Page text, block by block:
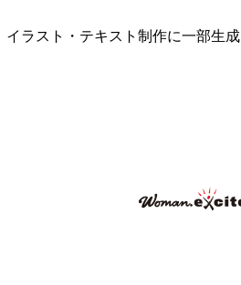
ラスト・テキスト制作に一部生成